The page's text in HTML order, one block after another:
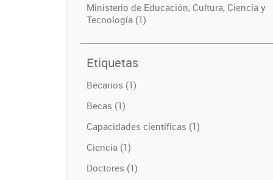
Ministerio de Educación, Cultura, Ciencia y
Tecnología (1)
Etiquetas
Becarios (1)
Becas (1)
Capacidades científicas (1)
Ciencia (1)
Doctores (1)